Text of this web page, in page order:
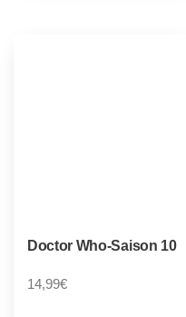
Doctor Who-Saison 10
14,99€